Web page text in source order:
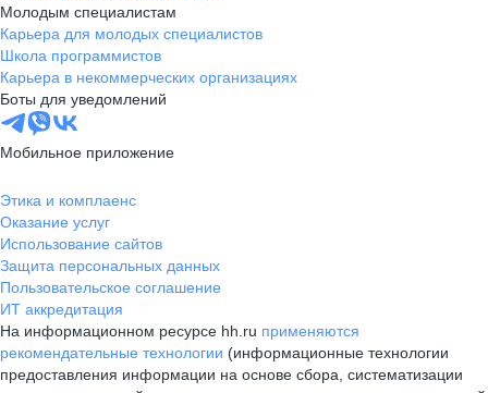
Молодым специалистам
Карьера для молодых специалистов
Школа программистов
Карьера в некоммерческих организациях
Боты для уведомлений
Мобильное приложение
Этика и комплаенс
Оказание услуг
Использование сайтов
Защита персональных данных
Пользовательское соглашение
ИТ аккредитация
На информационном ресурсе hh.ru применяются
рекомендательные технологии (информационные технологии
предоставления информации на основе сбора, систематизации